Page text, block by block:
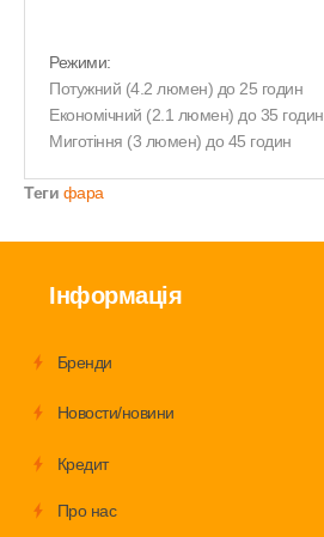
Режими:
Потужний (4.2 люмен) до 25 годин
Економічний (2.1 люмен) до 35 годин
Миготіння (3 люмен) до 45 годин
Теги фара
Інформація
Бренди
Новости/новини
Кредит
Про нас